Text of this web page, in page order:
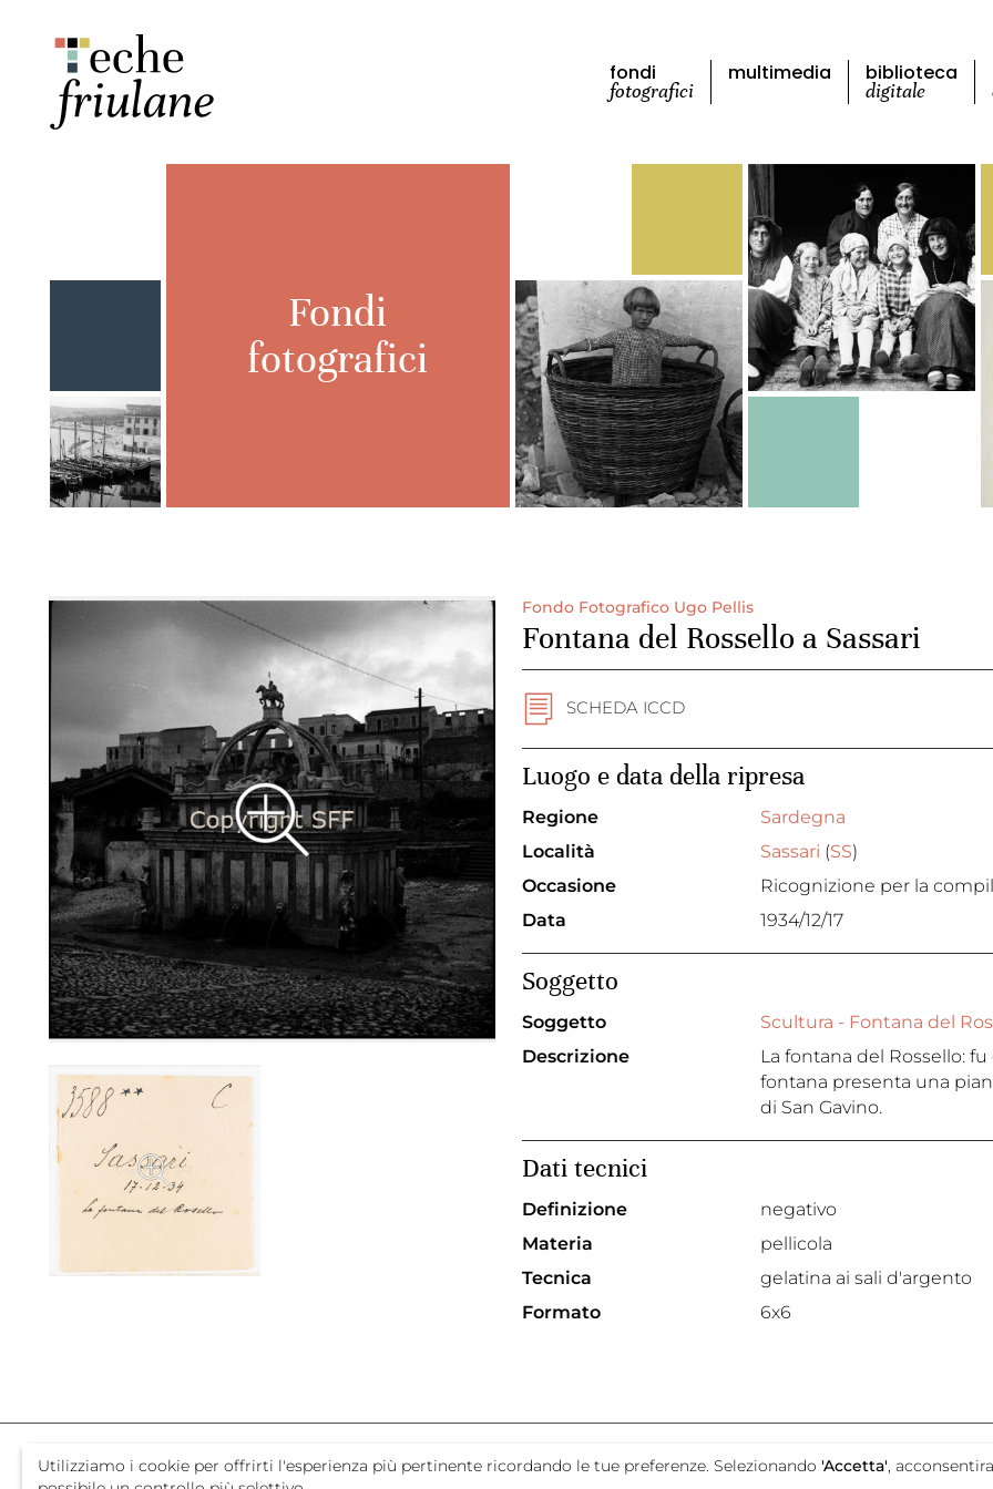
fondi
fotografici
multimedia biblioteca
digitale
Fondi
fotografici
Fondo Fotografico Ugo Pellis
Fontana del Rossello a Sassari
SCHEDA ICCD
Luogo e data della ripresa
Regione
Sardegna
Località
Sassari (SS)
Occasione
Ricognizione per la
Data
1934/12/17
Soggetto
Soggetto
Scultura - Fontana del
Descrizione
La fontana del Rossello:
fontana presenta una
di San Gavino.
Dati tecnici
Definizione
negativo
Materia
pellicola
Tecnica
gelatina ai sali d'argento
Formato
6x6
Utilizziamo i cookie per offrirti l'esperienza più pertinente ricordando le tue preferenze. Selezionando 'Accetta',